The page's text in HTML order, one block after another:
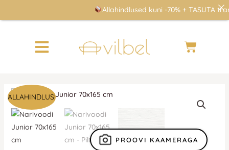
to
Cart
ALLAHINDLUS!
PROOVI KAAMERAGA
Algne
hind
oli:
400 €.
Praegune
hind
on:
400 €.
Narivoodi
Junior
70x165
cm
kogus
Allahindlused kuni -70% + TASUTA